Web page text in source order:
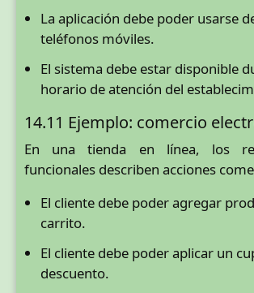
La aplicación debe poder usarse
teléfonos móviles.
El sistema debe estar disponible
horario de atención del
14.11 Ejemplo: comercio
En una tienda en línea, los
funcionales describen acciones
El cliente debe poder agregar
carrito.
El cliente debe poder aplicar un
descuento.